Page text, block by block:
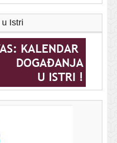
Istri
Igrat će gradski derbi